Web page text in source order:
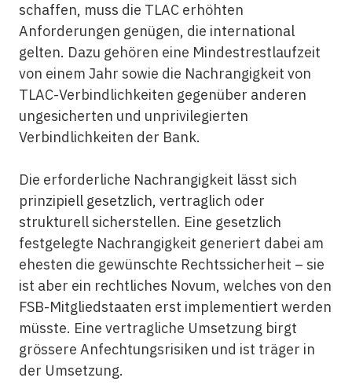
schaffen, muss die TLAC erhöhten
Anforderungen genügen, die international
gelten. Dazu gehören eine Mindestrestlaufzeit
von einem Jahr sowie die Nachrangigkeit von
TLAC-Verbindlichkeiten gegenüber anderen
ungesicherten und unprivilegierten
Verbindlichkeiten der Bank.
Die erforderliche Nachrangigkeit lässt sich
prinzipiell gesetzlich, vertraglich oder
strukturell sicherstellen. Eine gesetzlich
festgelegte Nachrangigkeit generiert dabei am
ehesten die gewünschte Rechtssicherheit – sie
ist aber ein rechtliches Novum, welches von den
FSB-Mitgliedstaaten erst implementiert werden
müsste. Eine vertragliche Umsetzung birgt
grössere Anfechtungsrisiken und ist träger in
der Umsetzung.